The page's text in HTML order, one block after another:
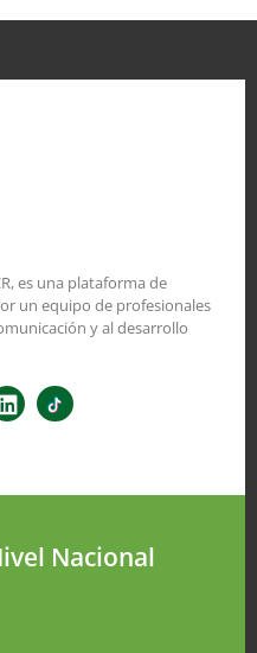
es una plataforma de
un equipo de profesionales
y al desarrollo
Nacional